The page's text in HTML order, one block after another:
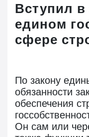
Вступил в
едином
сфере
По закону
обязанности
обеспечения
Он сам или